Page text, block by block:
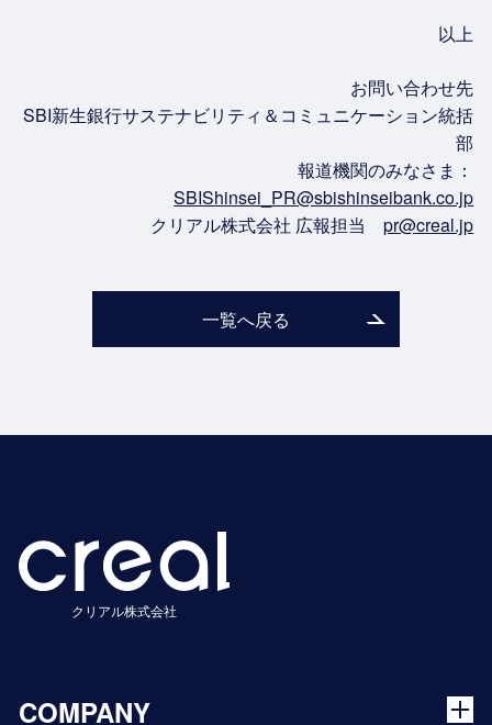
以上
お問い合わせ先
SBI新生銀行サステナビリティ＆コミュニケーション統括
部
報道機関のみなさま：
SBIShinsei_PR@sbishinseibank.co.jp
クリアル株式会社 広報担当pr@creal.jp
一覧へ戻る
クリアル株式会社
COMPANY